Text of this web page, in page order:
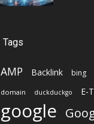
Tags
AMP Backlink bing
domain duckduckgo E-
google